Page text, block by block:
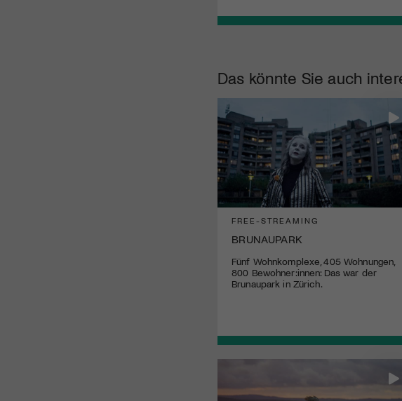
Das könnte Sie auch
FREE-STREAMING
BRUNAUPARK
Fünf Wohnkomplexe, 405 Wohnungen,
800 Bewohner:innen: Das war der
Brunaupark in Zürich.